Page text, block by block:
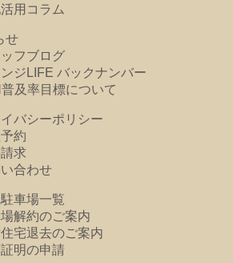
用コラム
せ
フブログ
ジLIFE バックナンバー
及率目標について
バシーポリシー
約
求
合わせ
車場一覧
解約のご案内
宅退去のご案内
明の申請